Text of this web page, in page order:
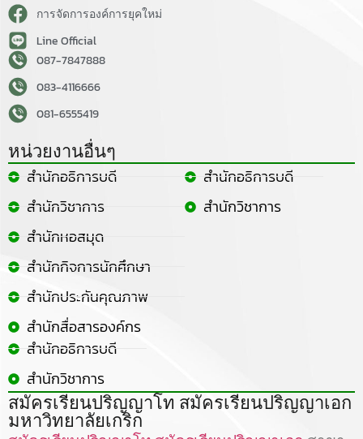
การจัดการองค์การยุคใหม่
Line Official
087-7847888
083-4116666
081-6555419
หน่วยงานอื่นๆ
สำนักอธิการบดี
สำนักวิชาการ
สำนักหอสมุด
สำนักกิจการนักศึกษา
สำนักประกันคุณภาพ
สำนักสื่อสารองค์กร
สำนักอธิการบดี
สำนักวิชาการ
สำนักอธิการบดี
สำนักวิชาการ
สมัครเรียนปริญญาโท สมัครเรียนปริญญาเอก
มหาวิทยาลัยเกริก